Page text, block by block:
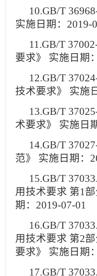
10.GB/T
实施日期：2019-
11.GB/T
要求》 实施日期
12.GB/T
技术要求》 实施
13.GB/T
术要求》 实施日
14.GB/T
范》 实施日期：
15.GB/T
用技术要求 第1
期：2019-07-01
16.GB/T
用技术要求 第2
要求》 实施日期
17.GB/T